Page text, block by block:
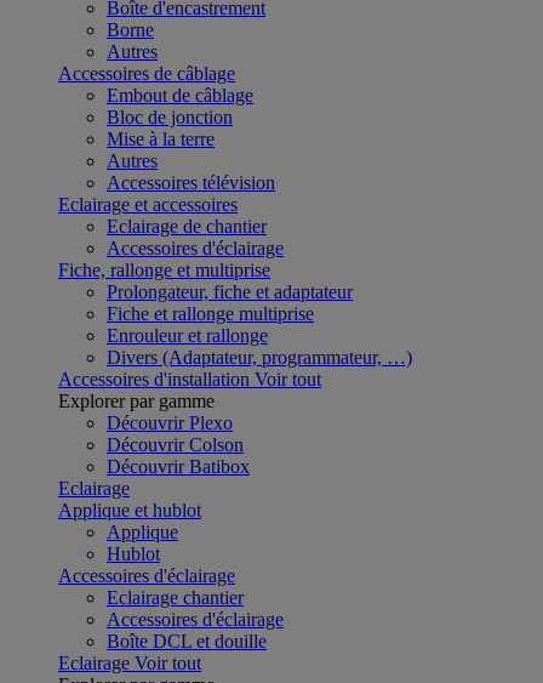
Boîte d'encastrement
Borne
Autres
Accessoires de câblage
Embout de câblage
Bloc de jonction
Mise à la terre
Autres
Accessoires télévision
Eclairage et accessoires
Eclairage de chantier
Accessoires d'éclairage
Fiche, rallonge et multiprise
Prolongateur, fiche et adaptateur
Fiche et rallonge multiprise
Enrouleur et rallonge
Divers (Adaptateur, programmateur, …)
Accessoires d'installation Voir tout
Explorer par gamme
Découvrir Plexo
Découvrir Colson
Découvrir Batibox
Eclairage
Applique et hublot
Applique
Hublot
Accessoires d'éclairage
Eclairage chantier
Accessoires d'éclairage
Boîte DCL et douille
Eclairage Voir tout